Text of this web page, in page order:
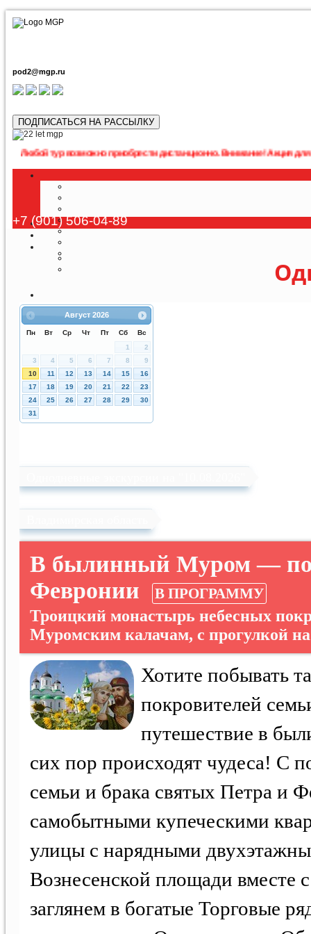
pod2@mgp.ru
ПОДПИСАТЬСЯ НА РАССЫЛКУ
возможно приобрести дистанционно. Внимание! Акция для наших
+7 (901) 506-04-89